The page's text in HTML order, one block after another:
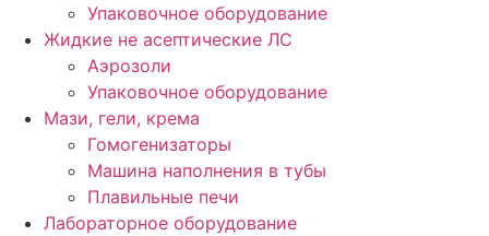
Упаковочное оборудование
Жидкие не асептические ЛС
Аэрозоли
Упаковочное оборудование
Мази, гели, крема
Гомогенизаторы
Машина наполнения в тубы
Плавильные печи
Лабораторное оборудование